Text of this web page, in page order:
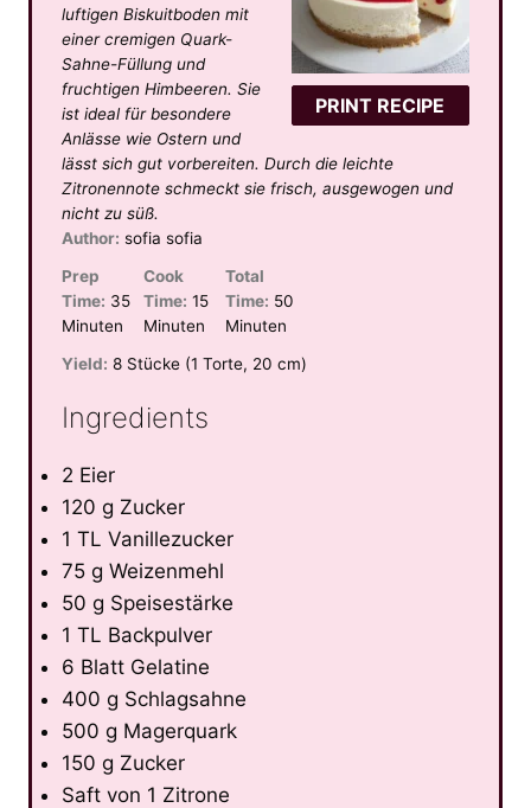
PRINT RECIPE
a
r
s
a
r
s
a
r
s
a
r
s
a
r
luftigen Biskuitboden mit
einer cremigen Quark-
Sahne-Füllung und
fruchtigen Himbeeren. Sie
ist ideal für besondere
Anlässe wie Ostern und
lässt sich gut vorbereiten. Durch die leichte
Zitronennote schmeckt sie frisch, ausgewogen und
nicht zu süß.
Author: sofia sofia
Prep
Time: 35
Minuten
Cook
Time: 15
Minuten
Total
Time: 50
Minuten
Yield: 8 Stücke (1 Torte, 20 cm)
Ingredients
2 Eier
120 g Zucker
1 TL Vanillezucker
75 g Weizenmehl
50 g Speisestärke
1 TL Backpulver
6 Blatt Gelatine
400 g Schlagsahne
500 g Magerquark
150 g Zucker
Saft von 1 Zitrone